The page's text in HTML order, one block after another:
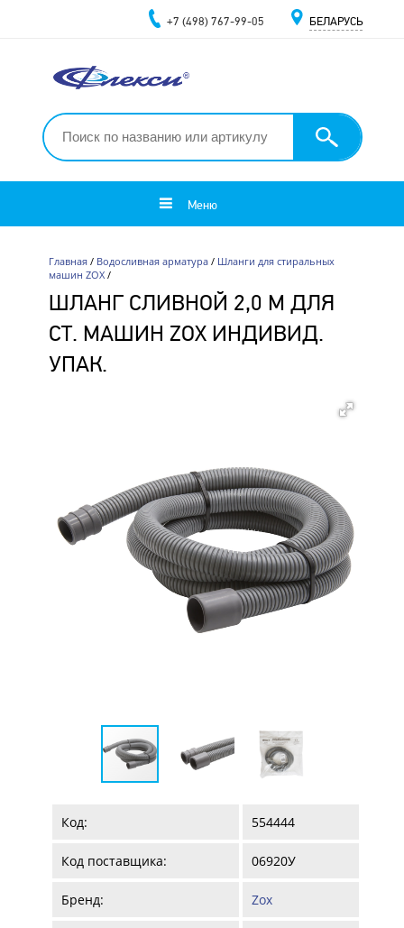
+7 (498) 767-99-05 БЕЛАРУСЬ
Меню
Главная/ Водосливная арматура/ Шланги для стиральных
машин ZOX/
ШЛАНГ СЛИВНОЙ 2,0 М ДЛЯ
СТ. МАШИН ZOX ИНДИВИД.
УПАК.
Код: 554444
Код поставщика: 06920У
Бренд: Zox